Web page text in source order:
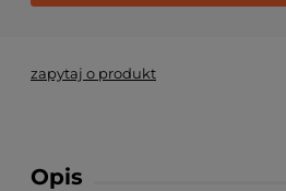
zapytaj o produkt
Opis